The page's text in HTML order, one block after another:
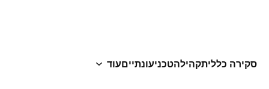
סקירה כלליתקהילהטכניעונתייםעוד